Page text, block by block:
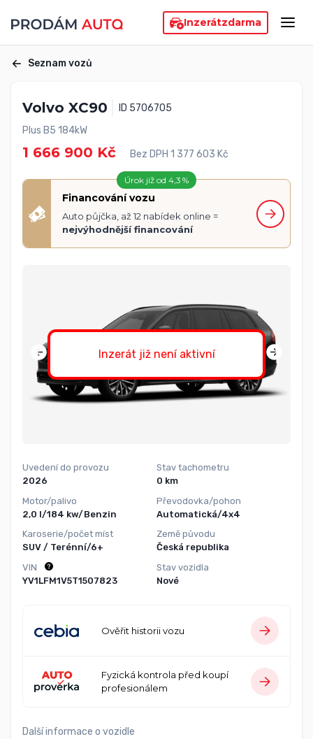
Inzerátzdarma
Seznam vozů
Volvo XC90
ID 5706705
Plus B5 184kW
1 666 900 Kč Bez DPH 1 377 603 Kč
Úrok již od 4,3 %
Financování vozu
Auto půjčka, až 12 nabídek online =
nejvýhodnější financování
Inzerát již není aktivní
Uvedení do provozu
2026
Motor/palivo
2,0 l/184 kw/Benzin
Karoserie/počet míst
SUV / Terénní/6+
Stav tachometru
0 km
Převodovka/pohon
Automatická/4x4
Země původu
Česká republika
VIN
YV1LFM1V5T1507823
Stav vozidla
Nové
Ověřit historii vozu
Fyzická kontrola před koupí
profesionálem
Další informace o vozidle